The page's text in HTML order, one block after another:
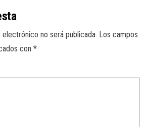
no será publicada. Los campos
con *